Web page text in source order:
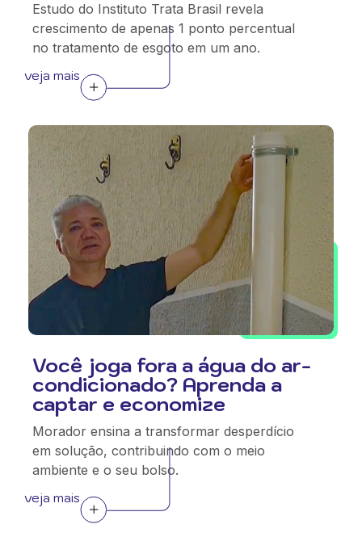
Estudo do Instituto Trata Brasil revela
crescimento de apenas 1 ponto percentual
no tratamento de esgoto em um ano.
veja mais
Você joga fora a água do ar-
condicionado? Aprenda a
captar e economize
Morador ensina a transformar desperdício
em solução, contribuindo com o meio
ambiente e o seu bolso.
veja mais